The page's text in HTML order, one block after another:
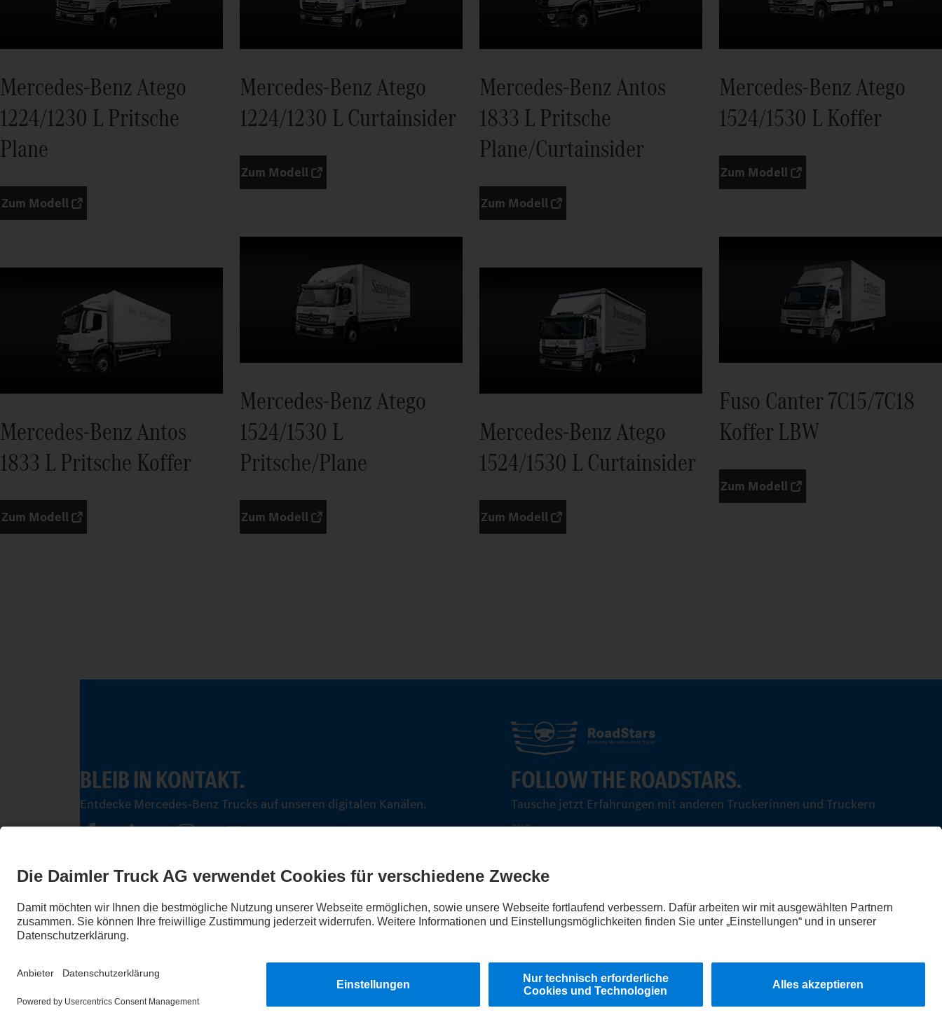
Mercedes-Benz Atego
1224/1230 L Pritsche
Plane
Zum Modell
Mercedes-Benz Antos
1833 L Pritsche Koffer
Zum Modell
Mercedes-Benz Atego
1224/1230 L Curtainsider
Zum Modell
Mercedes-Benz Atego
1524/1530 L
Pritsche/Plane
Zum Modell
Mercedes-Benz Antos
1833 L Pritsche
Plane/Curtainsider
Zum Modell
Mercedes-Benz Atego
1524/1530 L Curtainsider
Zum Modell
Mercedes-Benz Atego
1524/1530 L Koffer
Zum Modell
Fuso Canter 7C15/7C18
Koffer LBW
Zum Modell
BLEIB IN KONTAKT.
Entdecke Mercedes-Benz Trucks auf unseren digitalen Kanälen.
FOLLOW THE ROADSTARS.
Tausche jetzt Erfahrungen mit anderen Truckerinnen und Truckern
aus.
Steig ein
Impressum Datenschutz